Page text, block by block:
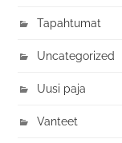
Tapahtumat
Uncategorized
Uusi paja
Vanteet